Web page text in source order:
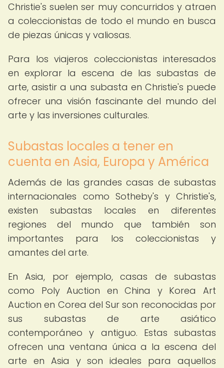
Christie's suelen ser muy concurridos y atraen
a coleccionistas de todo el mundo en busca
de piezas únicas y valiosas.
Para los viajeros coleccionistas interesados
en explorar la escena de las subastas de
arte, asistir a una subasta en Christie's puede
ofrecer una visión fascinante del mundo del
arte y las inversiones culturales.
Subastas locales a tener en
cuenta en Asia, Europa y América
Además de las grandes casas de subastas
internacionales como Sotheby's y Christie's,
existen subastas locales en diferentes
regiones del mundo que también son
importantes para los coleccionistas y
amantes del arte.
En Asia, por ejemplo, casas de subastas
como Poly Auction en China y Korea Art
Auction en Corea del Sur son reconocidas por
sus subastas de arte asiático
contemporáneo y antiguo. Estas subastas
ofrecen una ventana única a la escena del
arte en Asia y son ideales para aquellos